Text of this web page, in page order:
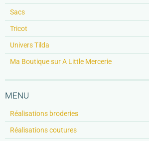
Sacs
Tricot
Univers Tilda
Ma Boutique sur A Little Mercerie
MENU
Réalisations broderies
Réalisations coutures